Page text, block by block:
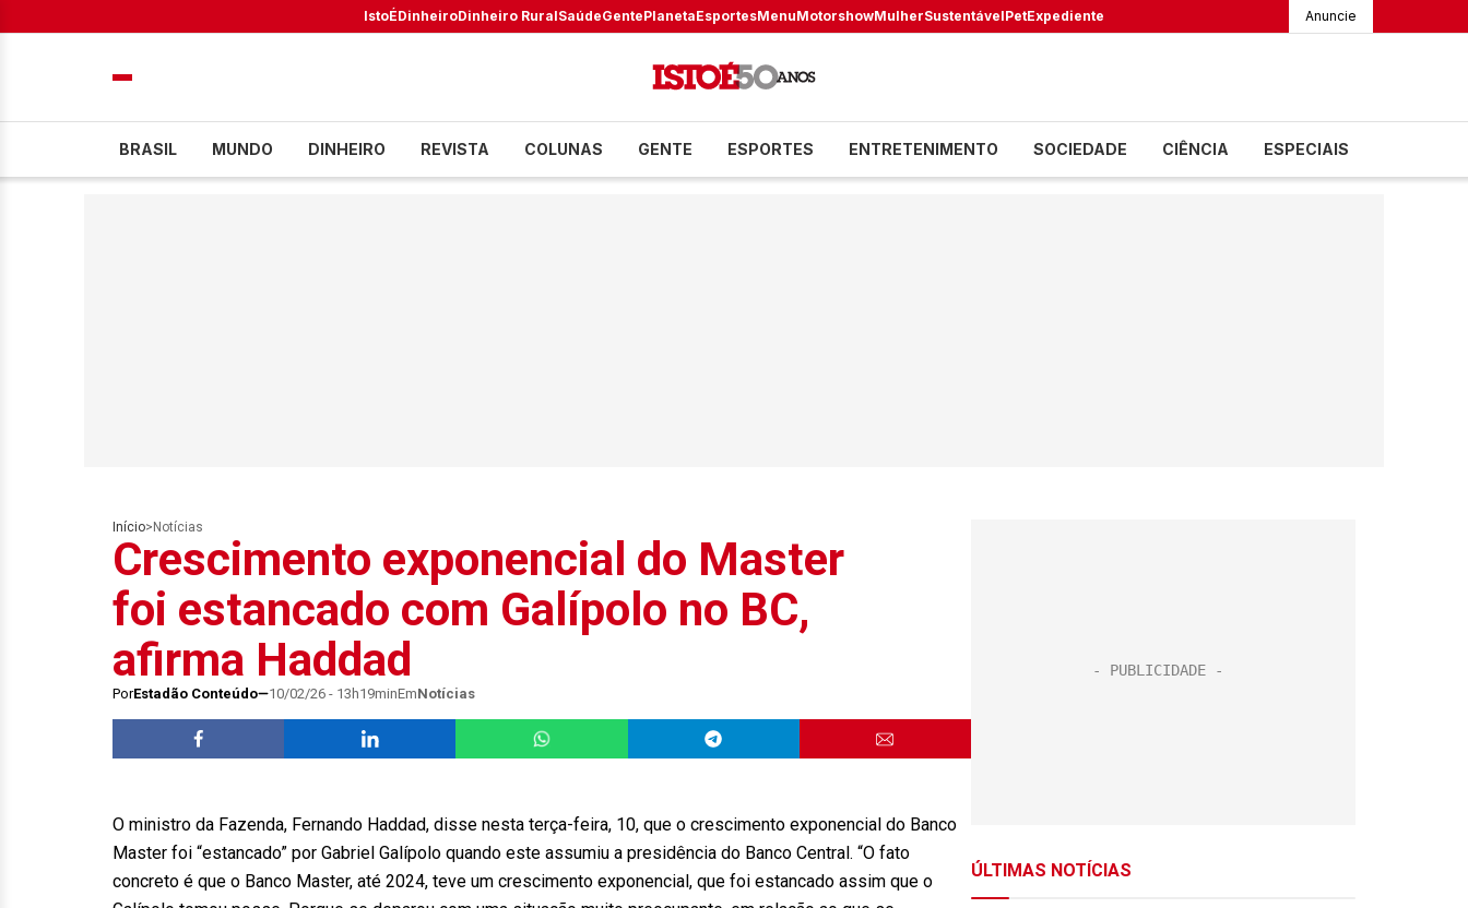
IstoÉDinheiroDinheiro RuralSaúdeGentePlanetaEsportesMenuMotorshowMulherSustentávelPetExpediente Anuncie
BRASIL MUNDO DINHEIRO REVISTA COLUNAS GENTE ESPORTES ENTRETENIMENTO SOCIEDADE CIÊNCIA ESPECIAIS
Início> Notícias
Crescimento exponencial do Master
foi estancado com Galípolo no BC,
afirma Haddad
PorEstadão Conteúdo 10/02/26 - 13h19minEmNotícias
O ministro da Fazenda, Fernando Haddad, disse nesta terça-feira, 10, que o crescimento exponencial do Banco
Master foi “estancado” por Gabriel Galípolo quando este assumiu a presidência do Banco Central. “O fato
concreto é que o Banco Master, até 2024, teve um crescimento exponencial, que foi estancado assim que o